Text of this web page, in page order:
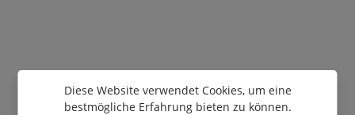
Diese Website verwendet Cookies, um eine
bestmögliche Erfahrung bieten zu können.